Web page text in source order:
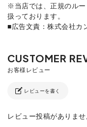
※当店では、正規のル
扱っております。
■広告文責：株式会社カ
レビューを書く
レビュー投稿がありませ